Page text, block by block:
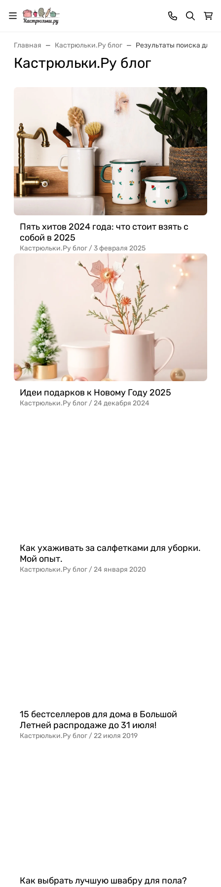
Главная Кастрюльки.Ру блог Результаты поиска для:
Кастрюльки.Ру блог
Пять хитов 2024 года: что стоит взять с
собой в 2025
Кастрюльки.Ру блог /3 февраля 2025
Идеи подарков к Новому Году 2025
Кастрюльки.Ру блог /24 декабря 2024
Как ухаживать за салфетками для уборки.
Мой опыт.
Кастрюльки.Ру блог /24 января 2020
15 бестселлеров для дома в Большой
Летней распродаже до 31 июля!
Кастрюльки.Ру блог /22 июля 2019
Как выбрать лучшую швабру для пола?